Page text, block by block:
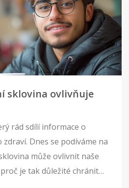
sklovina ovlivňuje
rád sdílí informace o
Dnes se podíváme na
může ovlivnit naše
je tak důležité chránit